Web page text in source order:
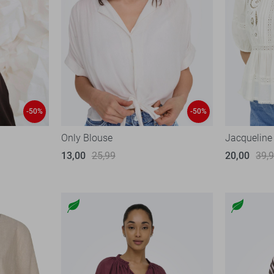
-50% -50%
Only Blouse
13,00 25,99
20,00